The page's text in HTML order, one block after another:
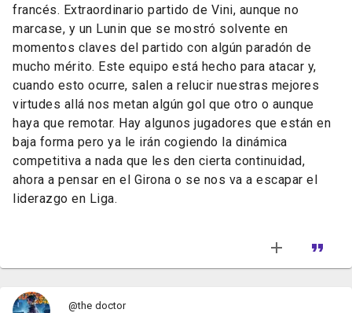
francés. Extraordinario partido de Vini, aunque no
marcase, y un Lunin que se mostró solvente en
momentos claves del partido con algún paradón de
mucho mérito. Este equipo está hecho para atacar y,
cuando esto ocurre, salen a relucir nuestras mejores
virtudes allá nos metan algún gol que otro o aunque
haya que remotar. Hay algunos jugadores que están en
baja forma pero ya le irán cogiendo la dinámica
competitiva a nada que les den cierta continuidad,
ahora a pensar en el Girona o se nos va a escapar el
liderazgo en Liga.
@the doctor